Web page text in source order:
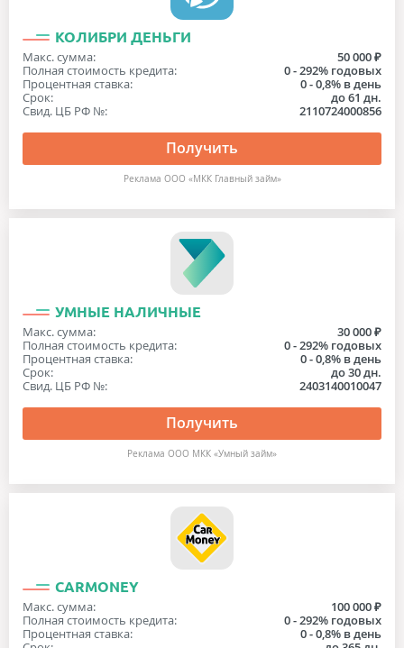
КОЛИБРИ ДЕНЬГИ
Макс. сумма:
50 000 ₽
Полная стоимость кредита:
0 - 292% годовых
Процентная ставка:
0 - 0,8% в день
Срок:
до 61 дн.
Свид. ЦБ РФ №:
2110724000856
Получить
Реклама ООО «МКК Главный займ»
УМНЫЕ НАЛИЧНЫЕ
Макс. сумма:
30 000 ₽
Полная стоимость кредита:
0 - 292% годовых
Процентная ставка:
0 - 0,8% в день
Срок:
до 30 дн.
Свид. ЦБ РФ №:
2403140010047
Получить
Реклама ООО МКК «Умный займ»
CARMONEY
Макс. сумма:
100 000 ₽
Полная стоимость кредита:
0 - 292% годовых
Процентная ставка:
0 - 0,8% в день